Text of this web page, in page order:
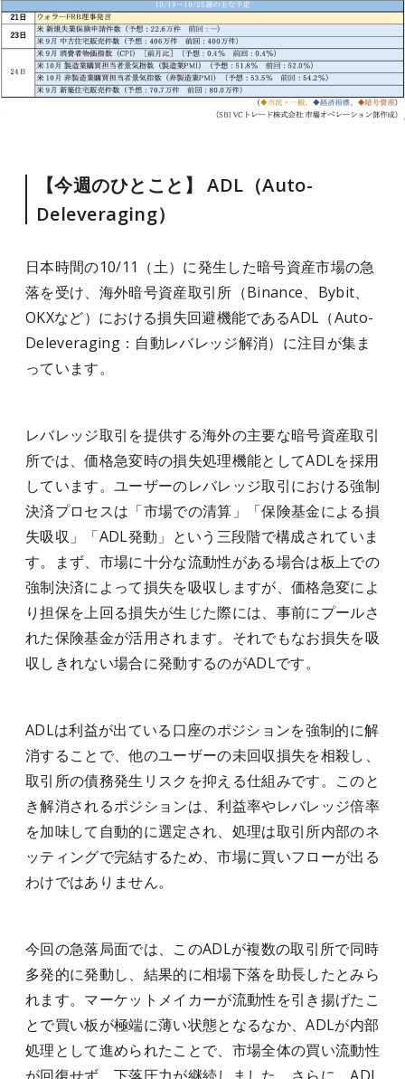
【今週のひとこと】 ADL（Auto-
Deleveraging）
日本時間の10/11（土）に発生した暗号資産市場の急
落を受け、海外暗号資産取引所（Binance、Bybit、
OKXなど）における損失回避機能であるADL（Auto-
Deleveraging：自動レバレッジ解消）に注目が集ま
っています。
レバレッジ取引を提供する海外の主要な暗号資産取引
所では、価格急変時の損失処理機能としてADLを採用
しています。ユーザーのレバレッジ取引における強制
決済プロセスは「市場での清算」「保険基金による損
失吸収」「ADL発動」という三段階で構成されていま
す。まず、市場に十分な流動性がある場合は板上での
強制決済によって損失を吸収しますが、価格急変によ
り担保を上回る損失が生じた際には、事前にプールさ
れた保険基金が活用されます。それでもなお損失を吸
収しきれない場合に発動するのがADLです。
ADLは利益が出ている口座のポジションを強制的に解
消することで、他のユーザーの未回収損失を相殺し、
取引所の債務発生リスクを抑える仕組みです。このと
き解消されるポジションは、利益率やレバレッジ倍率
を加味して自動的に選定され、処理は取引所内部のネ
ッティングで完結するため、市場に買いフローが出る
わけではありません。
今回の急落局面では、このADLが複数の取引所で同時
多発的に発動し、結果的に相場下落を助長したとみら
れます。マーケットメイカーが流動性を引き揚げたこ
とで買い板が極端に薄い状態となるなか、ADLが内部
処理として進められたことで、市場全体の買い流動性